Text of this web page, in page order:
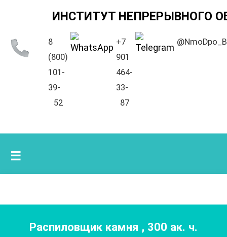
ИНСТИТУТ НЕПРЕРЫВНОГО
8
(800)
101-
39-
52
+7
901
464-
33-
87
☰
Распиловщик камня , 300 ак. ч.